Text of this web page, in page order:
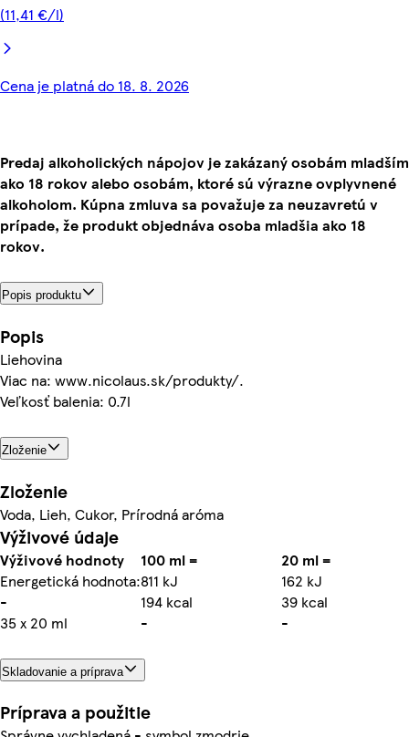
(11,41 €/l)
Cena je platná do 18. 8. 2026
Predaj alkoholických nápojov je zakázaný osobám mladším
ako 18 rokov alebo osobám, ktoré sú výrazne ovplyvnené
alkoholom. Kúpna zmluva sa považuje za neuzavretú v
prípade, že produkt objednáva osoba mladšia ako 18
rokov.
Popis produktu
Popis
Liehovina
Viac na: www.nicolaus.sk/produkty/.
Veľkosť balenia: 0.7l
Zloženie
Zloženie
Voda, Lieh, Cukor, Prírodná aróma
Výživové údaje
Výživové hodnoty 100 ml =
20 ml =
Energetická hodnota:811 kJ
162 kJ
-
194 kcal
39 kcal
35 x 20 ml
- -
Skladovanie a príprava
Príprava a použitie